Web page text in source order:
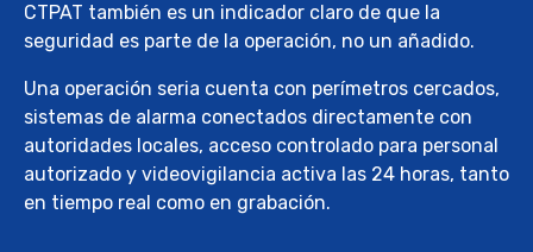
CTPAT también es un indicador claro de que la
seguridad es parte de la operación, no un añadido.
Una operación seria cuenta con perímetros cercados,
sistemas de alarma conectados directamente con
autoridades locales, acceso controlado para personal
autorizado y videovigilancia activa las 24 horas, tanto
en tiempo real como en grabación.